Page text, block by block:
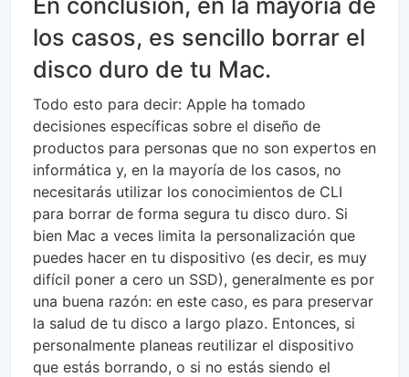
los casos, es sencillo borrar el
disco duro de tu Mac.
Todo esto para decir: Apple ha tomado
decisiones específicas sobre el diseño de
productos para personas que no son expertos en
informática y, en la mayoría de los casos, no
necesitarás utilizar los conocimientos de CLI
para borrar de forma segura tu disco duro. Si
bien Mac a veces limita la personalización que
puedes hacer en tu dispositivo (es decir, es muy
difícil poner a cero un SSD), generalmente es por
una buena razón: en este caso, es para preservar
la salud de tu disco a largo plazo. Entonces, si
personalmente planeas reutilizar el dispositivo
que estás borrando, o si no estás siendo el